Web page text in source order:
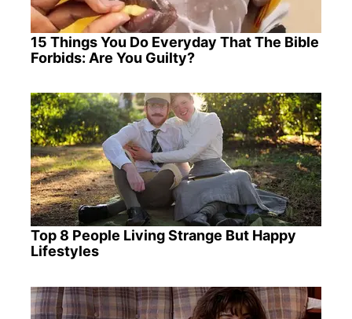
15 Things You Do Everyday That The Bible
Forbids: Are You Guilty?
Top 8 People Living Strange But Happy
Lifestyles